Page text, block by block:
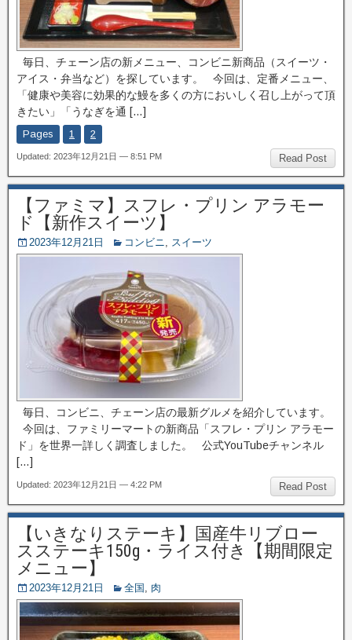
毎日、チェーン店の新メニュー、コンビニ新商品（スイーツ・
アイス・弁当など）を探しています。 今回は、定番メニュー、
「健康や美容に効果的な鰻を多くの方においしく召し上がって頂
きたい」「うなぎを通 […]
Pages 1 2
Read Post
Updated: 2023年12月21日 — 8:51 PM
【ファミマ】スフレ・プリン アラモー
ド【新作スイーツ】
2023年12月21日 コンビニ, スイーツ
毎日、コンビニ、チェーン店の最新グルメを紹介しています。
今回は、ファミリーマートの新商品「スフレ・プリン アラモー
ド」を世界一詳しく調査しました。 公式YouTubeチャンネル
[…]
Read Post
Updated: 2023年12月21日 — 4:22 PM
【いきなりステーキ】国産牛リブロー
スステーキ150g・ライス付き【期間限定
メニュー】
2023年12月21日 全国 , 肉